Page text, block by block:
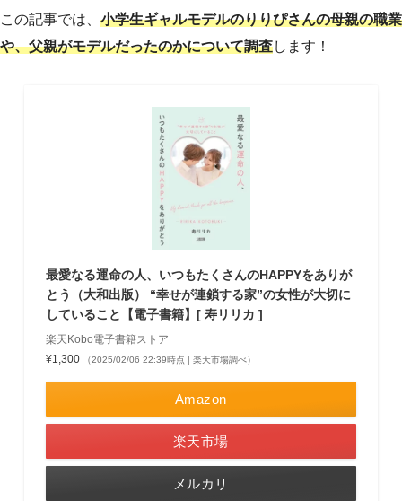
この記事では、 小学生ギャルモデルのりりぴさんの母親の職業
や、父親がモデルだったのかについて調査します！
最愛なる運命の人、いつもたくさんのHAPPYをありが
とう（大和出版） “幸せが連鎖する家”の女性が大切に
していること【電子書籍】[ 寿リリカ ]
楽天Kobo電子書籍ストア
¥1,300
（2025/02/06 22:39時点 | 楽天市場調べ）
Amazon
楽天市場
メルカリ